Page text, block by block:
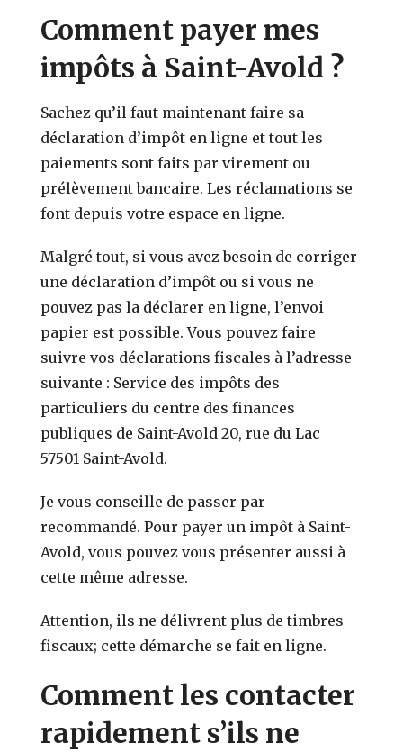
Comment payer mes
impôts à Saint-Avold ?
Sachez qu’il faut maintenant faire sa
déclaration d’impôt en ligne et tout les
paiements sont faits par virement ou
prélèvement bancaire. Les réclamations se
font depuis votre espace en ligne.
Malgré tout, si vous avez besoin de corriger
une déclaration d’impôt ou si vous ne
pouvez pas la déclarer en ligne, l’envoi
papier est possible. Vous pouvez faire
suivre vos déclarations fiscales à l’adresse
suivante : Service des impôts des
particuliers du centre des finances
publiques de Saint-Avold 20, rue du Lac
57501 Saint-Avold.
Je vous conseille de passer par
recommandé. Pour payer un impôt à Saint-
Avold, vous pouvez vous présenter aussi à
cette même adresse.
Attention, ils ne délivrent plus de timbres
fiscaux; cette démarche se fait en ligne.
Comment les contacter
rapidement s’ils ne